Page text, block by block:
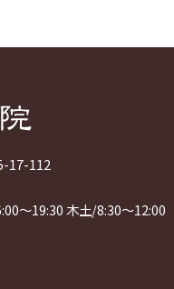
17-112
～19:30 木土/8:30～12:00